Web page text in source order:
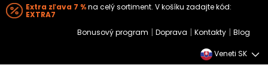
Extra zľava 7 %na celý sortiment. V košíku zadajte kód:
EXTRA7
Bonusový program | Doprava | Kontakty | Blog
Veneti SK